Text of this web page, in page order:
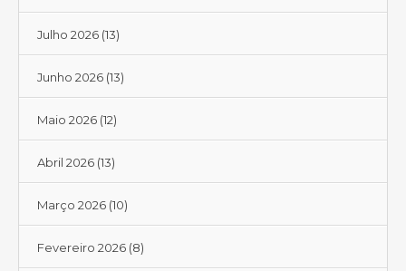
Julho 2026 (13)
Junho 2026 (13)
Maio 2026 (12)
Abril 2026 (13)
Março 2026 (10)
Fevereiro 2026 (8)